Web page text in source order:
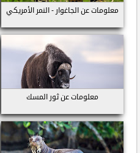
معلومات عن الجاغوار - النمر الأمريكي
معلومات عن ثور المسك